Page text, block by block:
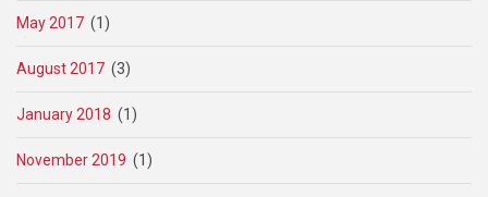
May 2017 (1)
August 2017 (3)
January 2018 (1)
November 2019 (1)